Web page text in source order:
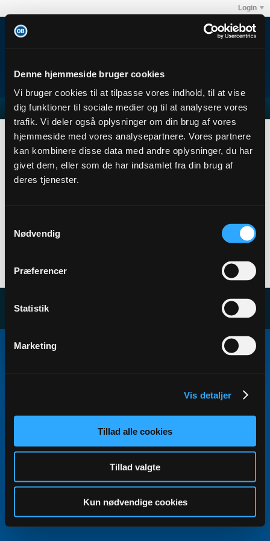
Denne hjemmeside bruger cookies
Vi bruger cookies til at tilpasse vores indhold, til at vise
dig funktioner til sociale medier og til at analysere vores
trafik. Vi deler også oplysninger om din brug af vores
hjemmeside med vores analysepartnere. Vores partnere
kan kombinere disse data med andre oplysninger, du har
givet dem, eller som de har indsamlet fra din brug af
deres tjenester.
Nødvendig
Præferencer
Statistik
Marketing
Vis detaljer
Tillad alle cookies
Tillad valgte
Kun nødvendige cookies
Login
Club OB's debatforum
Test
Copyright ©2000 - 2026, Jelsoft Enterprises Ltd.
All times are GMT+1. This page was generated at 18:07.